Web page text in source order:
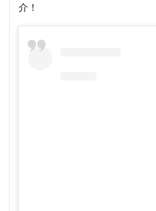
介！